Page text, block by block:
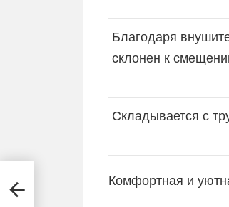
Благодаря
склонен к
Складывается с
Комфортная и